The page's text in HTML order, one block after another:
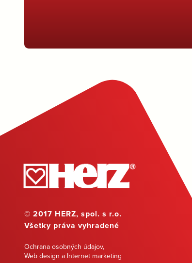
© 2017 HERZ, spol. s r.o.
Všetky práva vyhradené
Ochrana osobných údajov,
Web design a Internet marketing